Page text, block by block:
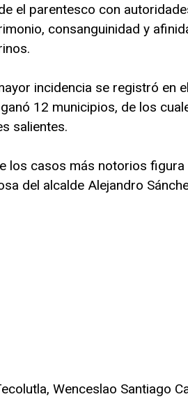
el parentesco con
consanguinidad y
incidencia se registró en
12 municipios, de los
salientes.
los casos más notorios
del alcalde Alejandro
Wenceslao Santiago